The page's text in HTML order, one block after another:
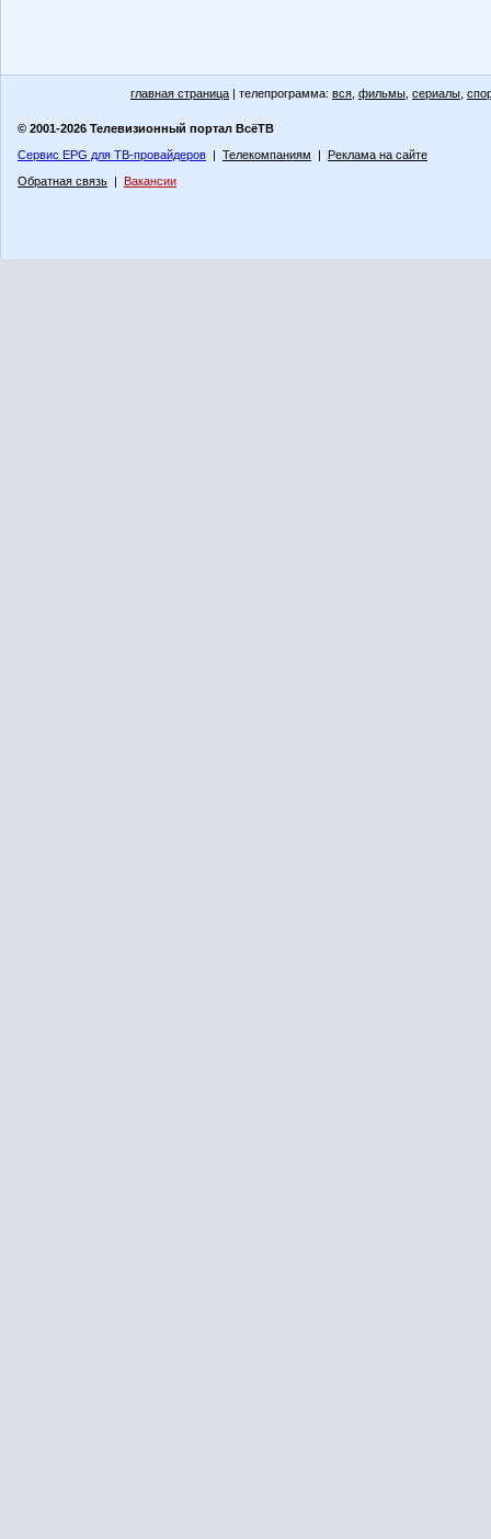
главная страница | телепрограмма: вся фильмы сериалы
© 2001-2026 Телевизионный портал ВсёТВ
Сервис EPG для ТВ-провайдеров | Телекомпаниям | Реклама на сайте
Обратная связь | Вакансии